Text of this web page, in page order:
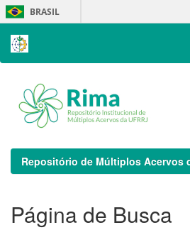
Skip
navigation
BRASIL
Repositório de Múltiplos Acervos
Página de Busca